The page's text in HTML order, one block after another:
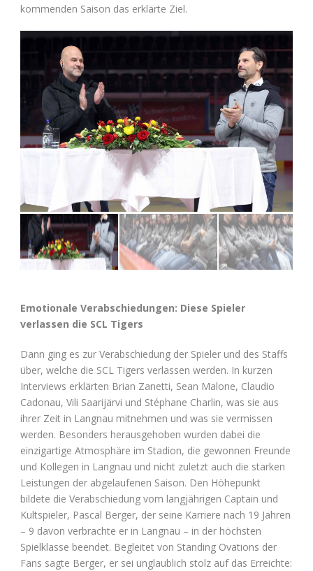
kommenden Saison das erklärte Ziel.
Emotionale Verabschiedungen: Diese Spieler
verlassen die SCL Tigers
Dann ging es zur Verabschiedung der Spieler und des Staffs
über, welche die SCL Tigers verlassen werden. In kurzen
Interviews erklärten Brian Zanetti, Sean Malone, Claudio
Cadonau, Vili Saarijärvi und Stéphane Charlin, was sie aus
ihrer Zeit in Langnau mitnehmen und was sie vermissen
werden. Besonders herausgehoben wurden dabei die
einzigartige Atmosphäre im Stadion, die gewonnen Freunde
und Kollegen in Langnau und nicht zuletzt auch die starken
Leistungen der abgelaufenen Saison. Den Höhepunkt
bildete die Verabschiedung vom langjährigen Captain und
Kultspieler, Pascal Berger, der seine Karriere nach 19 Jahren
– 9 davon verbrachte er in Langnau – in der höchsten
Spielklasse beendet. Begleitet von Standing Ovations der
Fans sagte Berger, er sei unglaublich stolz auf das Erreichte: